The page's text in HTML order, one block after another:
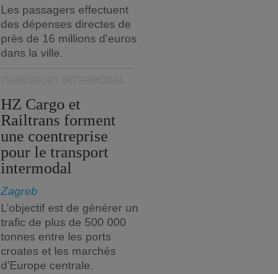
Les passagers effectuent
des dépenses directes de
près de 16 millions d'euros
dans la ville.
HZ Cargo et
Railtrans forment
une coentreprise
pour le transport
intermodal
Zagreb
L’objectif est de générer un
trafic de plus de 500 000
tonnes entre les ports
croates et les marchés
d’Europe centrale.